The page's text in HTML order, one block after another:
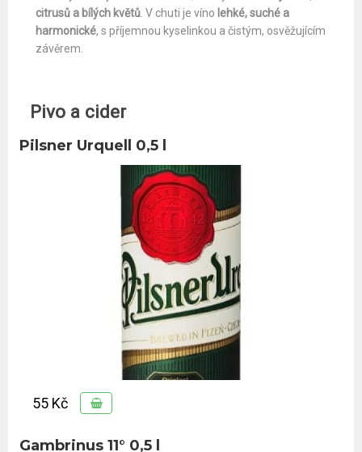
citrusů a bílých květů . V chuti je víno lehké, suché a
harmonické, s příjemnou kyselinkou a čistým, osvěžujícím
závěrem.
Pivo a cider
Pilsner Urquell 0,5 l
55 Kč
Gambrinus 11° 0,5 l